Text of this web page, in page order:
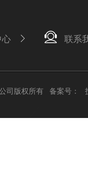
心 联系
司版权所有 备案号：